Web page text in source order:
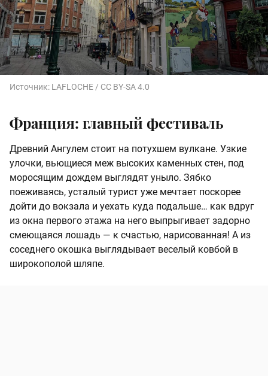
Источник: LAFLOCHE / CC BY-SA 4.0
Франция: главный фестиваль
Древний Ангулем стоит на потухшем вулкане. Узкие
улочки, вьющиеся меж высоких каменных стен, под
моросящим дождем выглядят уныло. Зябко
поеживаясь, усталый турист уже мечтает поскорее
дойти до вокзала и уехать куда подальше… как вдруг
из окна первого этажа на него выпрыгивает задорно
смеющаяся лошадь — к счастью, нарисованная! А из
соседнего окошка выглядывает веселый ковбой в
широкополой шляпе.